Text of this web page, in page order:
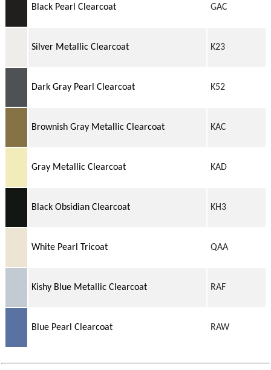
Black Pearl Clearcoat GAC
Silver Metallic Clearcoat K23
Dark Gray Pearl Clearcoat K52
Brownish Gray Metallic Clearcoat KAC
Gray Metallic Clearcoat KAD
Black Obsidian Clearcoat KH3
White Pearl Tricoat QAA
Kishy Blue Metallic Clearcoat RAF
Blue Pearl Clearcoat RAW